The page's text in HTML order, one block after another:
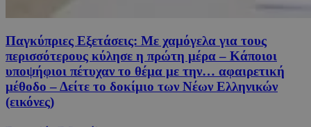
Παγκύπριες Εξετάσεις: Με χαμόγελα για τους
περισσότερους κύλησε η πρώτη μέρα – Κάποιοι
υποψήφιοι πέτυχαν το θέμα με την… αφαιρετική
μέθοδο – Δείτε το δοκίμιο των Νέων Ελληνικών
(εικόνες)